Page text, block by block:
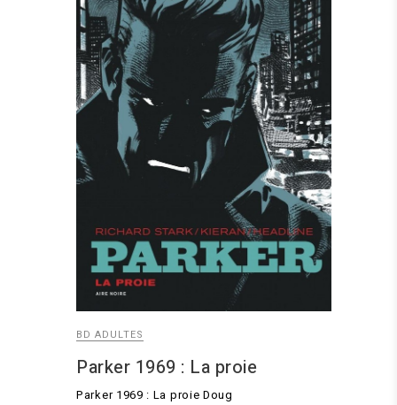
BD ADULTES
Parker 1969 : La proie
Parker 1969 : La proie Doug